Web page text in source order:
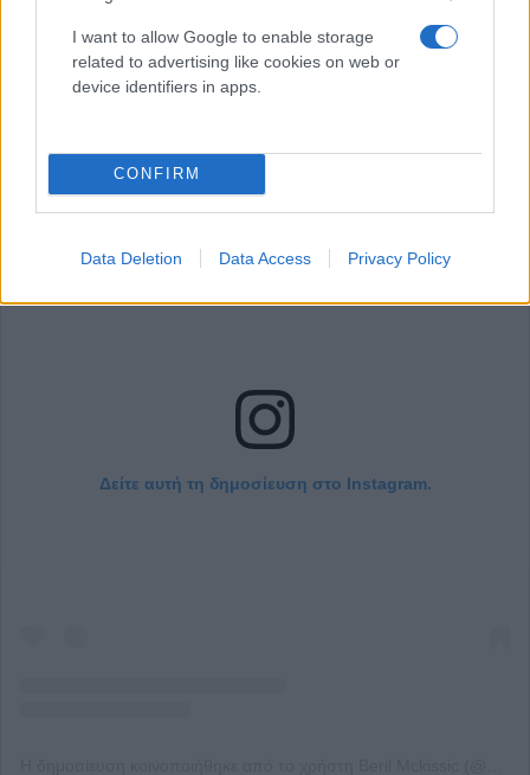
I want to allow Google to enable storage
related to advertising like cookies on web or
device identifiers in apps.
CONFIRM
Data Deletion Data Access Privacy Policy
Δείτε αυτή τη δημοσίευση στο Instagram.